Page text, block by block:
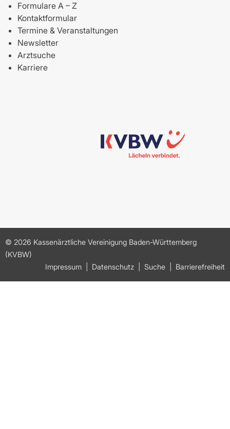
Formulare A – Z
Kontaktformular
Termine & Veranstaltungen
Newsletter
Arztsuche
Karriere
© 2026 Kassenärztliche Vereinigung Baden-Württemberg
(KVBW)
Impressum
Datenschutz Suche Barrierefreiheit